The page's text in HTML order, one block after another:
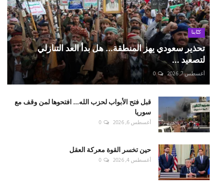
كتّابنا
تحذير سعودي يهز المنطقة... هل بدأ العد التنازلي
لتصعيد ...
أغسطس 7, 2026 0
قبل فتح الأبواب لحزب الله... افتحوها لمن وقف مع
سوريا
أغسطس 6, 2026 0
حين تخسر القوة معركة العقل
أغسطس 4, 2026 0